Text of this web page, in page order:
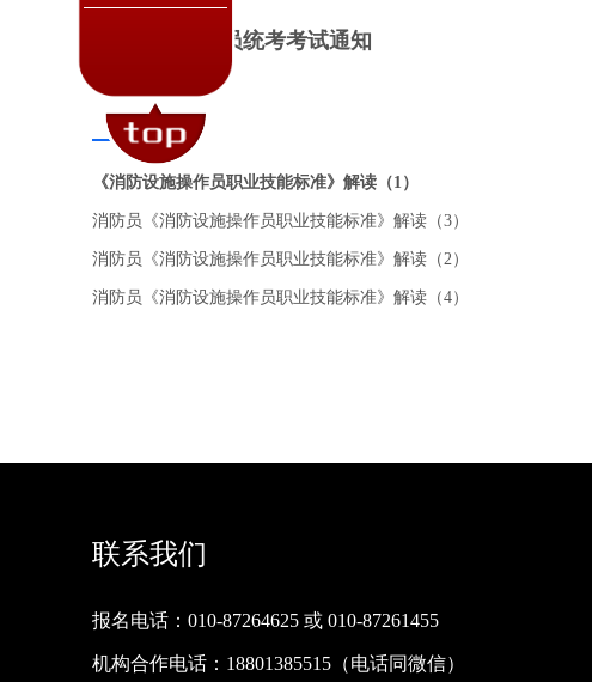
全国消防中控员统考考试通知
《消防设施操作员职业技能标准》解读（1）
消防员《消防设施操作员职业技能标准》解读（3）
消防员《消防设施操作员职业技能标准》解读（2）
消防员《消防设施操作员职业技能标准》解读（4）
联系我们
报名电话：010-87264625 或 010-87261455
机构合作电话：18801385515（电话同微信）